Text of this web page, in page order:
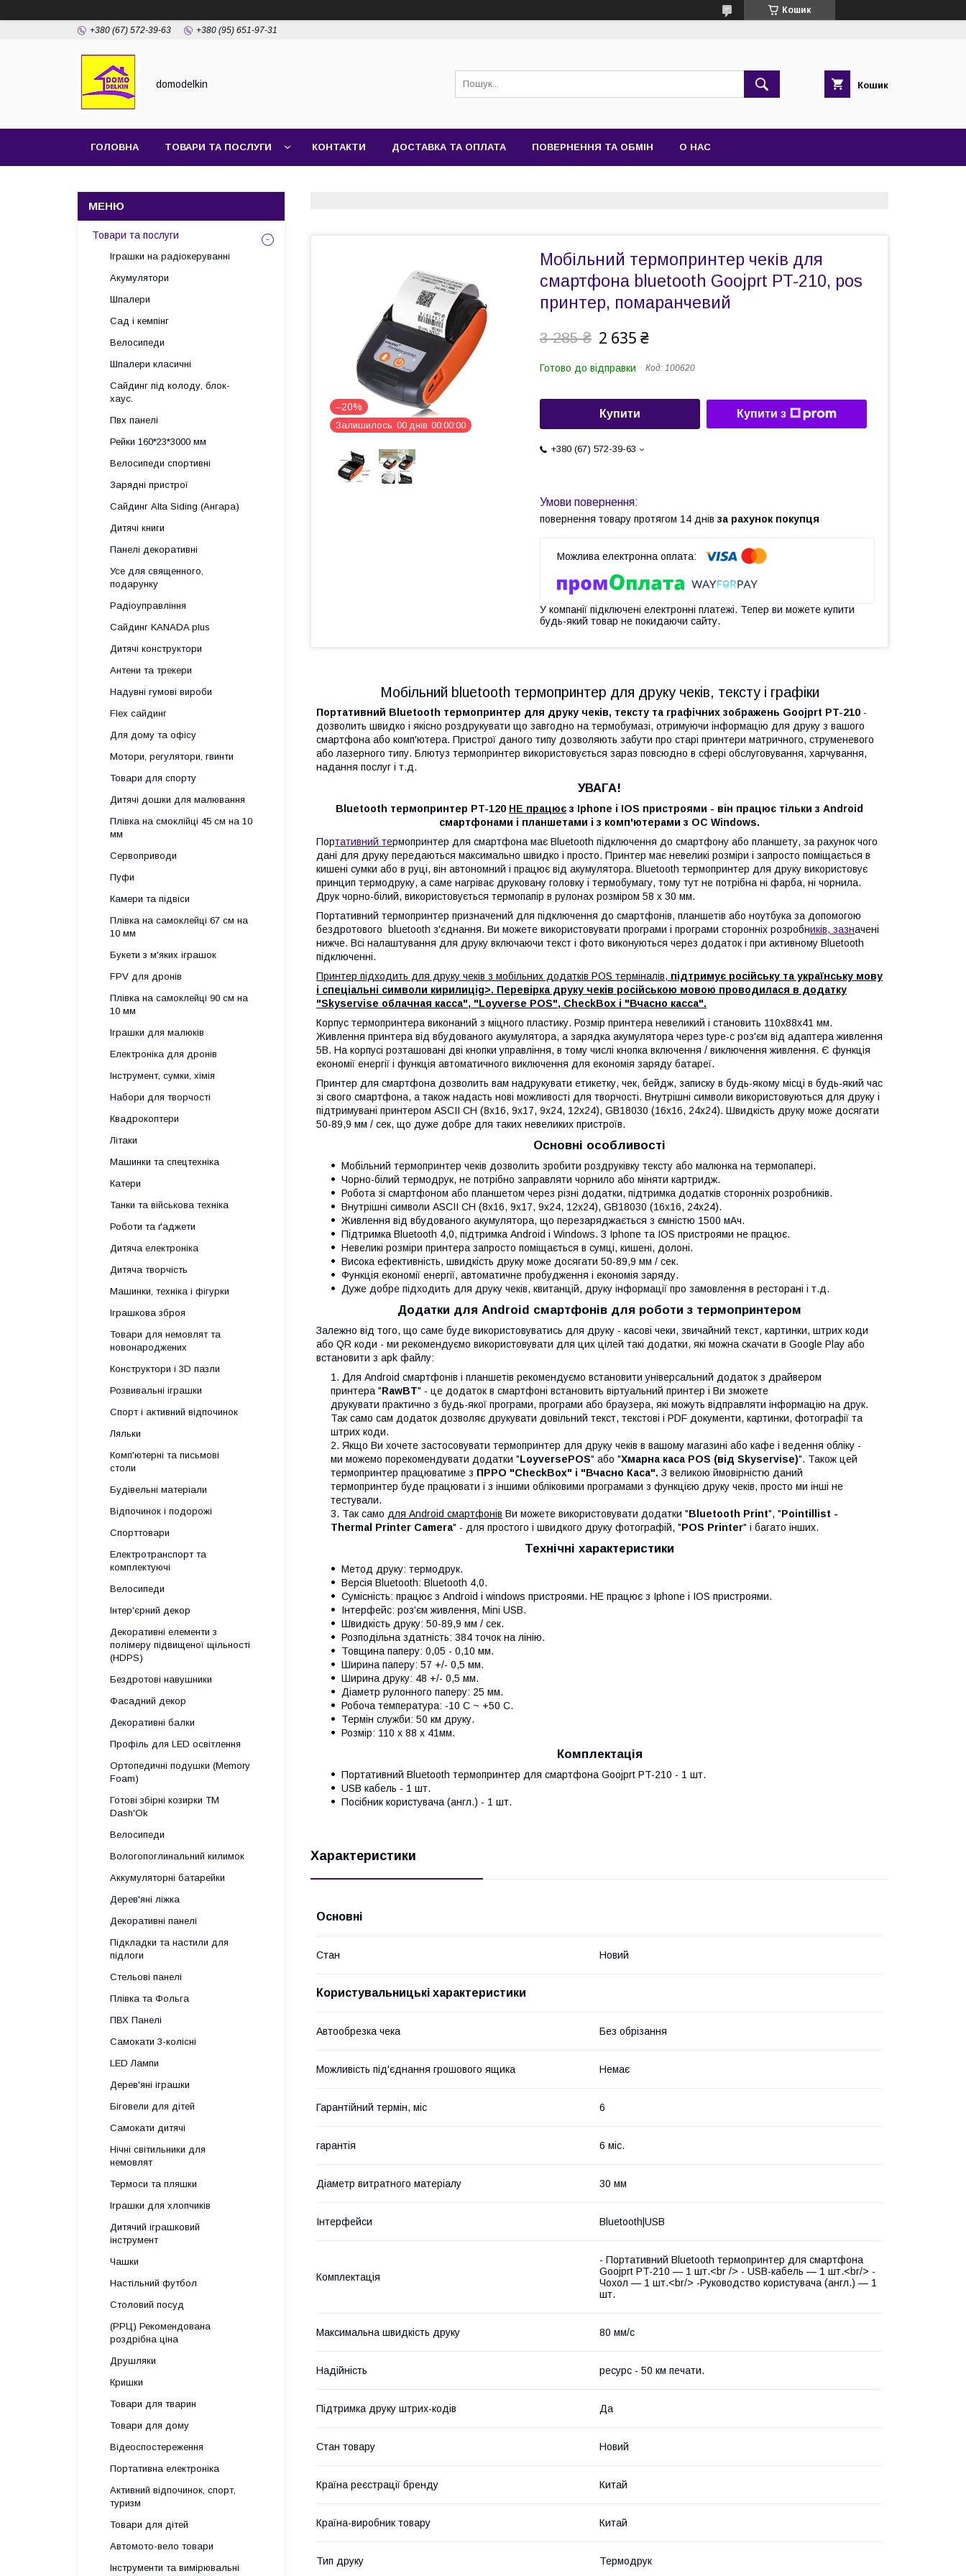
Кошик
+380 (67) 572-39-63 +380 (95) 651-97-31
domodelkin Кошик
ГОЛОВНА ТОВАРИ ТА ПОСЛУГИ КОНТАКТИ ДОСТАВКА ТА ОПЛАТА ПОВЕРНЕННЯ ТА ОБМІН О НАС
–20%
Залишилось 00 днів 00 00 00
Мобільний термопринтер чеків для
смартфона bluetooth Goojprt PT-210, pos
принтер, помаранчевий
3 285 ₴ 2 635 ₴
Готово до відправки Код: 100620
Купити Купити з
+380 (67) 572-39-63
повернення товару протягом 14 днів за рахунок покупця
У компанії підключені електронні платежі. Тепер ви можете купити
будь-який товар не покидаючи сайту.
Мобільний bluetooth термопринтер для друку чеків, тексту і графіки
Портативний Bluetooth термопринтер для друку чеків, тексту та графічних зображень Goojprt PT-210 -
дозволить швидко і якісно роздрукувати що завгодно на термобумазі, отримуючи інформацію для друку з вашого
смартфона або комп'ютера. Пристрої даного типу дозволяють забути про старі принтери матричного, струменевого
або лазерного типу. Блютуз термопринтер використовується зараз повсюдно в сфері обслуговування, харчування,
надання послуг і т.д.
УВАГА!
Bluetooth термопринтер PT-120 НЕ працює з Iphone і IOS пристроями - він працює тільки з Android
смартфонами і планшетами і з комп'ютерами з ОС Windows.
Портативний термопринтер для смартфона має Bluetooth підключення до смартфону або планшету, за рахунок чого
дані для друку передаються максимально швидко і просто. Принтер має невеликі розміри і запросто поміщається в
кишені сумки або в руці, він автономний і працює від акумулятора. Bluetooth термопринтер для друку використовує
принцип термодруку, а саме нагріває друковану головку і термобумагу, тому тут не потрібна ні фарба, ні чорнила.
Друк чорно-білий, використовується термопапір в рулонах розміром 58 х 30 мм.
Портативний термопринтер призначений для підключення до смартфонів, планшетів або ноутбука за допомогою
бездротового bluetooth з'єднання. Ви можете використовувати програми і програми сторонніх розробників, зазначені
нижче. Всі налаштування для друку включаючи текст і фото виконуються через додаток і при активному Bluetooth
підключенні.
Принтер підходить для друку чеків з мобільних додатків POS терміналів, підтримує російську та українську мову
і спеціальні символи кирилиціg>. Перевірка друку чеків російською мовою проводилася в додатку
"Skyservise облачная касса", "Loyverse POS", CheckBox і "Вчасно касса".
Корпус термопринтера виконаний з міцного пластику. Розмір принтера невеликий і становить 110х88х41 мм.
Живлення принтера від вбудованого акумулятора, а зарядка акумулятора через type-c роз'єм від адаптера живлення
5В. На корпусі розташовані дві кнопки управління, в тому числі кнопка включення / виключення живлення. Є функція
економії енергії і функція автоматичного виключення для економія заряду батареї.
Принтер для смартфона дозволить вам надрукувати етикетку, чек, бейдж, записку в будь-якому місці в будь-який час
зі свого смартфона, а також надасть нові можливості для творчості. Внутрішні символи використовуються для друку і
підтримувані принтером ASCII CH (8x16, 9x17, 9x24, 12x24), GB18030 (16x16, 24x24). Швидкість друку може досягати
50-89,9 мм / сек, що дуже добре для таких невеликих пристроїв.
Основні особливості
Мобільний термопринтер чеків дозволить зробити роздруківку тексту або малюнка на термопапері.
Чорно-білий термодрук, не потрібно заправляти чорнило або міняти картридж.
Робота зі смартфоном або планшетом через різні додатки, підтримка додатків сторонніх розробників.
Внутрішні символи ASCII CH (8x16, 9x17, 9x24, 12x24), GB18030 (16x16, 24x24).
Живлення від вбудованого акумулятора, що перезаряджається з ємністю 1500 мАч.
Підтримка Bluetooth 4,0, підтримка Android і Windows. З Iphone та IOS пристроями не працює.
Невеликі розміри принтера запросто поміщається в сумці, кишені, долоні.
Висока ефективність, швидкість друку може досягати 50-89,9 мм / сек.
Функція економії енергії, автоматичне пробудження і економія заряду.
Дуже добре підходить для друку чеків, квитанцій, друку інформації про замовлення в ресторані і т.д.
Додатки для Android смартфонів для роботи з термопринтером
Залежно від того, що саме буде використовуватись для друку - касові чеки, звичайний текст, картинки, штрих коди
або QR коди - ми рекомендуємо використовувати для цих цілей такі додатки, які можна скачати в Google Play або
встановити з apk файлу:
Для Android смартфонів і планшетів рекомендуємо встановити універсальний додаток з драйвером
принтера "RawBT" - це додаток в смартфоні встановить віртуальний принтер і Ви зможете
друкувати практично з будь-якої програми, програми або браузера, які можуть відправляти інформацію на друк.
Так само сам додаток дозволяє друкувати довільний текст, текстові і PDF документи, картинки, фотографії та
штрих коди.
Якщо Ви хочете застосовувати термопринтер для друку чеків в вашому магазині або кафе і ведення обліку -
ми можемо порекомендувати додатки "LoyversePOS" або "Хмарна каса POS (від Skyservise)". Також цей
термопринтер працюватиме з ПРРО "CheckBox" і "Вчасно Каса". З великою ймовірністю даний
термопринтер буде працювати і з іншими обліковими програмами з функцією друку чеків, просто ми інші не
тестували.
Так само для Android смартфонів Ви можете використовувати додатки "Bluetooth Print", "Pointillist -
Thermal Printer Camera" - для простого і швидкого друку фотографій, "POS Printer" і багато інших.
Технічні характеристики
Метод друку: термодрук.
Версія Bluetooth: Bluetooth 4,0.
Сумісність: працює з Android і windows пристроями. НЕ працює з Iphone і IOS пристроями.
Інтерфейс: роз'єм живлення, Mini USB.
Швидкість друку: 50-89,9 мм / сек.
Розподільна здатність: 384 точок на лінію.
Товщина паперу: 0,05 - 0,10 мм.
Ширина паперу: 57 +/- 0,5 мм.
Ширина друку: 48 +/- 0,5 мм.
Діаметр рулонного паперу: 25 мм.
Робоча температура: -10 С ~ +50 С.
Термін служби: 50 км друку.
Розмір: 110 х 88 х 41мм.
Комплектація
Портативний Bluetooth термопринтер для смартфона Goojprt PT-210 - 1 шт.
USB кабель - 1 шт.
Посібник користувача (англ.) - 1 шт.
Характеристики
Основні
Стан Новий
Користувальницькі характеристики
Автообрезка чека Без обрізання
Можливість під'єднання грошового ящика Немає
Гарантійний термін, міс 6
гарантія 6 міс.
Діаметр витратного матеріалу 30 мм
Інтерфейси Bluetooth|USB
Комплектація
- Портативний Bluetooth термопринтер для смартфона
Goojprt PT-210 — 1 шт.<br /> - USB-кабель — 1 шт.<br/> -
Чохол — 1 шт.<br/> -Руководство користувача (англ.) — 1
шт.
Максимальна швидкість друку 80 мм/с
Надійність ресурс - 50 км печати.
Підтримка друку штрих-кодів Да
Стан товару Новий
Країна реєстрації бренду Китай
Країна-виробник товару Китай
Тип друку Термодрук
Товари та послуги
Іграшки на радіокеруванні
Акумулятори
Шпалери
Сад і кемпінг
Велосипеди
Шпалери класичні
Сайдинг під колоду, блок-
хаус.
Пвх панелі
Рейки 160*23*3000 мм
Велосипеди спортивні
Зарядні пристрої
Сайдинг Alta Siding (Ангара)
Дитячі книги
Панелі декоративні
Усе для священного,
подарунку
Радіоуправління
Сайдинг KANADA plus
Дитячі конструктори
Антени та трекери
Надувні гумові вироби
Flex сайдинг
Для дому та офісу
Мотори, регулятори, гвинти
Товари для спорту
Дитячі дошки для малювання
Плівка на смоклійці 45 см на 10
мм
Сервоприводи
Пуфи
Камери та підвіси
Плівка на самоклейці 67 см на
10 мм
Букети з м'яких іграшок
FPV для дронів
Плівка на самоклейці 90 см на
10 мм
Іграшки для малюків
Електроніка для дронів
Інструмент, сумки, хімія
Набори для творчості
Квадрокоптери
Літаки
Машинки та спецтехніка
Катери
Танки та військова техніка
Роботи та ґаджети
Дитяча електроніка
Дитяча творчість
Машинки, техніка і фігурки
Іграшкова зброя
Товари для немовлят та
новонароджених
Конструктори і 3D пазли
Розвивальні іграшки
Спорт і активний відпочинок
Ляльки
Комп'ютерні та письмові
столи
Будівельні матеріали
Відпочинок і подорожі
Спорттовари
Електротранспорт та
комплектуючі
Велосипеди
Інтер'єрний декор
Декоративні елементи з
полімеру підвищеної щільності
(HDPS)
Бездротові навушники
Фасадний декор
Декоративні балки
Профіль для LED освітлення
Ортопедичні подушки (Memory
Foam)
Готові збірні козирки ТМ
Dash'Ok
Велосипеди
Вологопоглинальний килимок
Аккумуляторні батарейки
Дерев'яні ліжка
Декоративні панелі
Підкладки та настили для
підлоги
Стельові панелі
Плівка та Фольга
ПВХ Панелі
Самокати 3-колісні
LED Лампи
Дерев'яні іграшки
Біговели для дітей
Самокати дитячі
Нічні світильники для
немовлят
Термоси та пляшки
Іграшки для хлопчиків
Дитячий іграшковий
інструмент
Чашки
Настільний футбол
Столовий посуд
(РРЦ) Рекомендована
роздрібна ціна
Друшляки
Кришки
Товари для тварин
Товари для дому
Відеоспостереження
Портативна електроніка
Активний відпочинок, спорт,
туризм
Товари для дітей
Автомото-вело товари
Інструменти та вимірювальні